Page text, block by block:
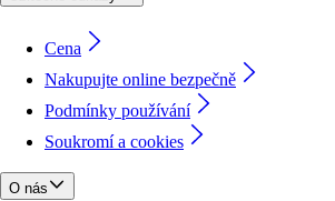
Cena
Nakupujte online bezpečně
Podmínky používání
Soukromí a cookies
O nás